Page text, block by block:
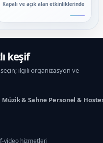
Kapalı ve açık alan etkinliklerinde
keşif
ilgili organizasyon ve
Müzik & Sahne Personel &
video hizmetleri